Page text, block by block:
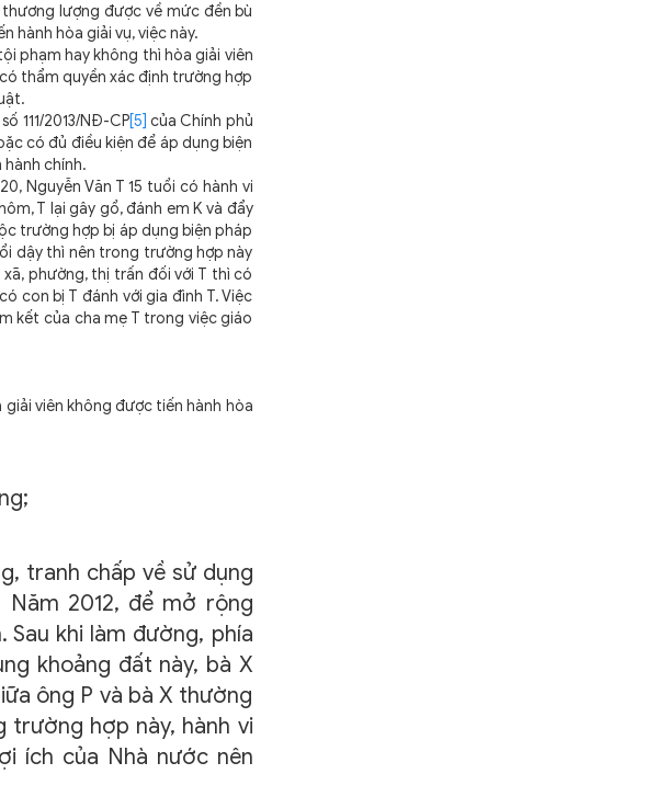
lượng được về mức đền bù
hành hòa giải vụ, việc này.
phạm hay không thì hòa giải viên
thẩm quyền xác định trường hợp
111/2013/NĐ-CP[5] của Chính phủ
có đủ điều kiện để áp dụng biện
chính.
Nguyễn Văn T 15 tuổi có hành vi
T lại gây gổ, đánh em K và đẩy
trường hợp bị áp dụng biện pháp
dậy thì nên trong trường hợp này
phường, thị trấn đối với T thì có
con bị T đánh với gia đình T. Việc
kết của cha mẹ T trong việc giáo
viên không được tiến hành hòa
tranh chấp về sử dụng
2012, để mở rộng
khi làm đường, phía
khoảng đất này, bà X
ông P và bà X thường
trường hợp này, hành vi
ích của Nhà nước nên